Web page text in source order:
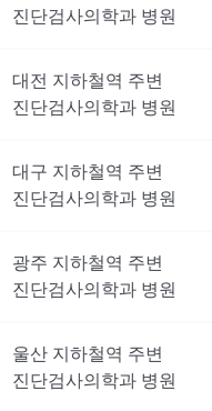
진단검사의학과 병원
대전 지하철역 주변
진단검사의학과 병원
대구 지하철역 주변
진단검사의학과 병원
광주 지하철역 주변
진단검사의학과 병원
울산 지하철역 주변
진단검사의학과 병원